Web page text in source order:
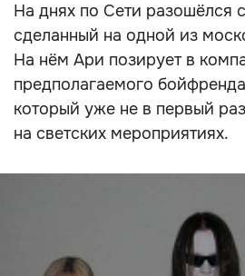
На днях по Сети разошёлся
сделанный на одной из
На нём Ари позирует в
предполагаемого
который уже не в первый
на светских мероприятиях.